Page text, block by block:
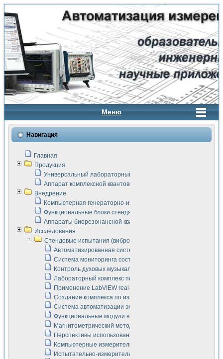
Меню
Навигация
Главная
Продукция
Универсальный лабораторный стенд "Сигнал-USB"
Аппарат комплексной квантовой терапии Интроскан
Внедрение
Компьютерная генераторно-измерительная система
Функциональные блоки стенда "Сигнал-USB"
Аппараты биорезонансной квантовой терапии серии СКАН
Исследования
Стендовые испытания (виброакустика, тензометрия и т.п.)
Автоматизированная система измерения параметров
Система мониторинга состояния тяговых
Контроль духовых музыкальных инструментов
Лабораторный комплекс по исследованию элементной
Применение LabVIEW real-time module для
Создание комплекса по измерению скорости подвижного
Система автоматизации экспериментальных
Функциональные модули в стандарте Nl SCXI для
Магнитометрический метод в дефектоскопии сварных
Перспективы использования машинного зрения в
Компьютерные измерительные системы для
Испытательно-измерительный комплекс аппаратуры для